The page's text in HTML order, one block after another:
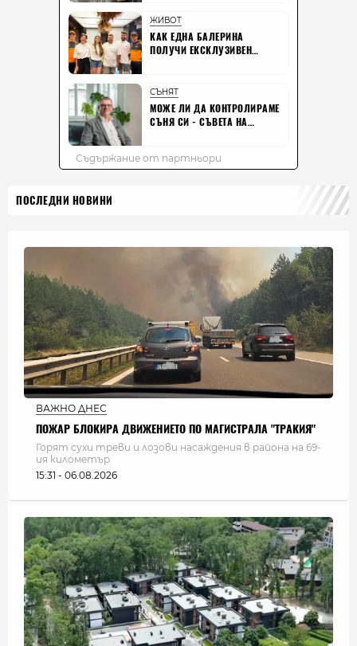
ПОСЛЕДНИ НОВИНИ
ВАЖНО ДНЕС
ПОЖАР БЛОКИРА ДВИЖЕНИЕТО ПО МАГИСТРАЛА "ТРАКИЯ"
Горят сухи треви и лозови насаждения в района на 69-
ия километър
15:31 - 06.08.2026